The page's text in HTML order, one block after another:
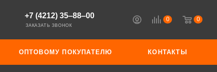
0 0
+7 (4212) 35‒88‒00
ЗАКАЗАТЬ ЗВОНОК
ОПТОВОМУ ПОКУПАТЕЛЮ КОНТАКТЫ